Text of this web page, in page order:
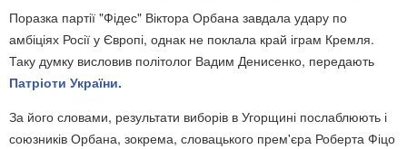
Поразка партії "Фідес" Віктора Орбана завдала удару по
амбіціях Росії у Європі, однак не поклала край іграм Кремля.
Таку думку висловив політолог Вадим Денисенко, передають
Патріоти України.
За його словами, результати виборів в Угорщині послаблюють і
союзників Орбана, зокрема, словацького прем'єра Роберта Фіцо